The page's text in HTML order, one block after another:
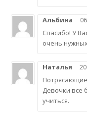
Альбина
Спасибо! У
очень
Наталья
Девочки все
учиться.